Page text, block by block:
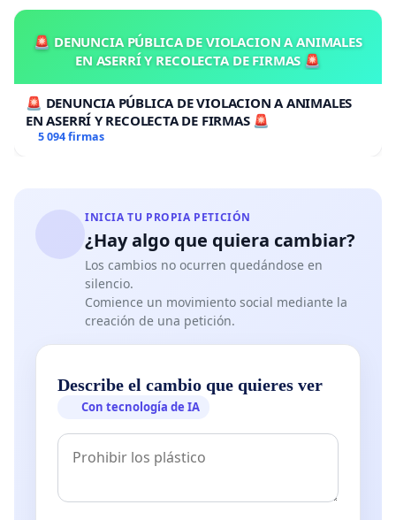
🚨 DENUNCIA PÚBLICA DE VIOLACION A ANIMALES
EN ASERRÍ Y RECOLECTA DE FIRMAS 🚨
🚨 DENUNCIA PÚBLICA DE VIOLACION A ANIMALES
EN ASERRÍ Y RECOLECTA DE FIRMAS 🚨
5 094 firmas
INICIA TU PROPIA PETICIÓN
¿Hay algo que quiera cambiar?
Los cambios no ocurren quedándose en
silencio.
Comience un movimiento social mediante la
creación de una petición.
Describe el cambio que quieres ver
Con tecnología de IA